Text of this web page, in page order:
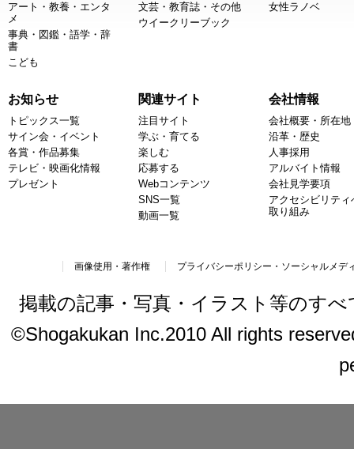
アート・教養・エンタ
メ
事典・図鑑・語学・辞
書
こども
文芸・教育誌・その他
ウイークリーブック
女性ラノベ
お知らせ
トピックス一覧
サイン会・イベント
各賞・作品募集
テレビ・映画化情報
プレゼント
関連サイト
注目サイト
学ぶ・育てる
楽しむ
応募する
Webコンテンツ
SNS一覧
動画一覧
会社情報
会社概要・所在地
沿革・歴史
人事採用
アルバイト情報
会社見学要項
アクセシビリティ
取り組み
画像使用・著作権 プライバシーポリシー・ソーシャルメデ
掲載の記事・写真・イラスト等のす
©Shogakukan Inc.2010 All rights